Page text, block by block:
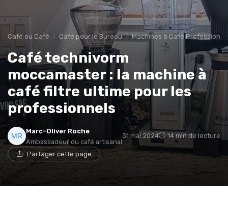
Café ou Café Café pour le Bureau Machines à Café
Café technivorm
moccamaster : la machine à
café filtre ultime pour les
professionnels
Marc-Oliver Roche
Ambassadeur du café artisanal
31 mai 2024 14 min de lecture
Partager cette page